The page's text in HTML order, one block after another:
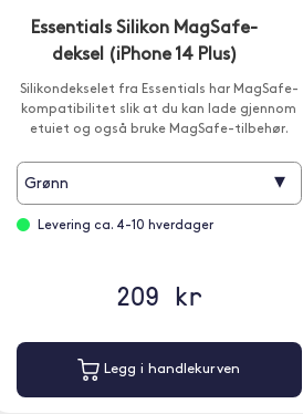
Essentials Silikon MagSafe-
deksel (iPhone 14 Plus)
Silikondekselet fra Essentials har MagSafe-
kompatibilitet slik at du kan lade gjennom
etuiet og også bruke MagSafe-tilbehør.
Grønn ▾
Levering ca. 4-10 hverdager
209 kr
Legg i handlekurven